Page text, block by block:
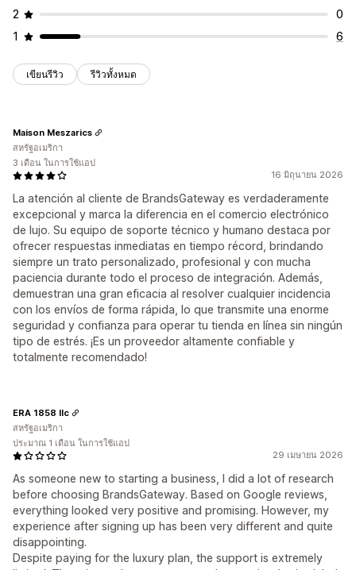
2
0
1
6
เขียนรีวิว รีวิวทั้งหมด
16 มิถุนายน 2026
La atención al cliente de BrandsGateway es verdaderamente
excepcional y marca la diferencia en el comercio electrónico
de lujo. Su equipo de soporte técnico y humano destaca por
ofrecer respuestas inmediatas en tiempo récord, brindando
siempre un trato personalizado, profesional y con mucha
paciencia durante todo el proceso de integración. Además,
demuestran una gran eficacia al resolver cualquier incidencia
con los envíos de forma rápida, lo que transmite una enorme
seguridad y confianza para operar tu tienda en línea sin ningún
tipo de estrés. ¡Es un proveedor altamente confiable y
totalmente recomendado!
Maison Meszarics
สหรัฐอเมริกา
3 เดือน ในการใช้แอป
29 เมษายน 2026
As someone new to starting a business, I did a lot of research
before choosing BrandsGateway. Based on Google reviews,
everything looked very positive and promising. However, my
experience after signing up has been very different and quite
disappointing.
Despite paying for the luxury plan, the support is extremely
ERA 1858 llc
สหรัฐอเมริกา
ประมาณ 1 เดือน ในการใช้แอป